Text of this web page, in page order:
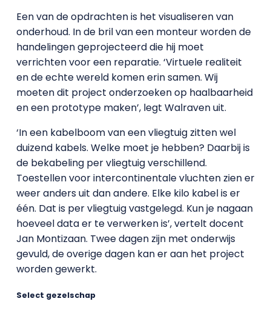
Een van de opdrachten is het visualiseren van
onderhoud. In de bril van een monteur worden de
handelingen geprojecteerd die hij moet
verrichten voor een reparatie. ‘Virtuele realiteit
en de echte wereld komen erin samen. Wij
moeten dit project onderzoeken op haalbaarheid
en een prototype maken’, legt Walraven uit.
‘In een kabelboom van een vliegtuig zitten wel
duizend kabels. Welke moet je hebben? Daarbij is
de bekabeling per vliegtuig verschillend.
Toestellen voor intercontinentale vluchten zien er
weer anders uit dan andere. Elke kilo kabel is er
één. Dat is per vliegtuig vastgelegd. Kun je nagaan
hoeveel data er te verwerken is’, vertelt docent
Jan Montizaan. Twee dagen zijn met onderwijs
gevuld, de overige dagen kan er aan het project
worden gewerkt.
Select gezelschap